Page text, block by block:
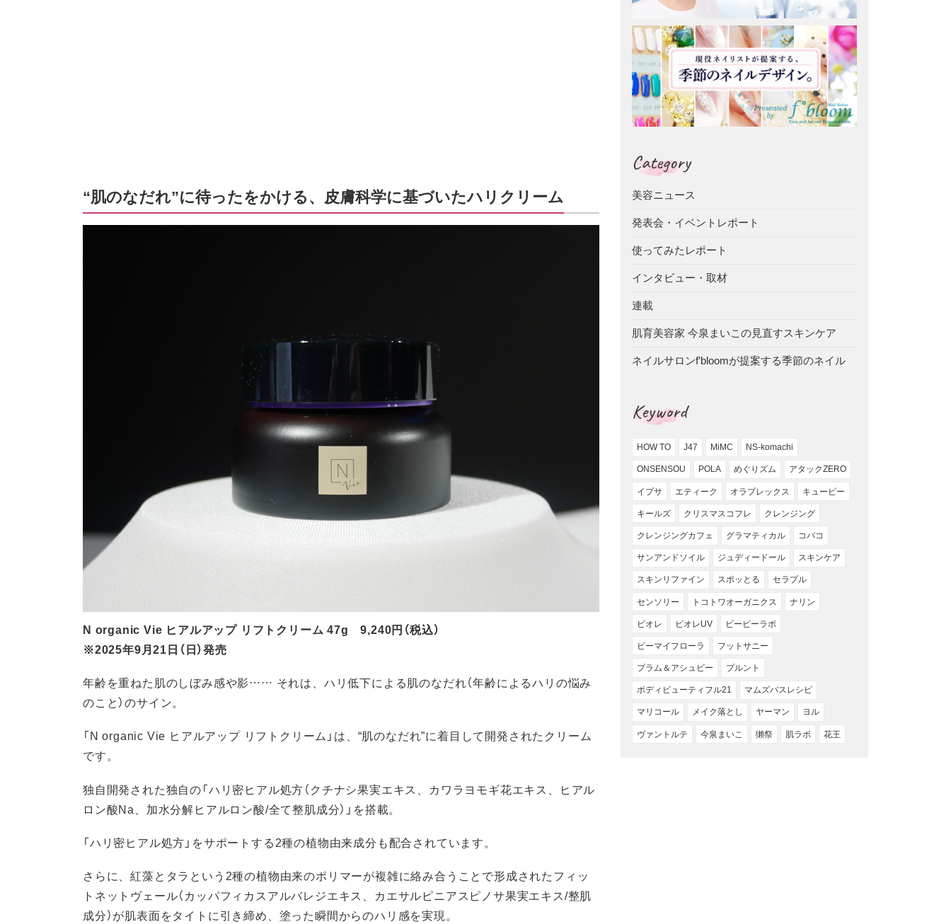
“肌のなだれ”に待ったをかける、皮膚科学に基づいたハリクリーム
N organic Vie ヒアルアップ リフトクリーム 47g 9,240円（税込）
※2025年9月21日（日）発売
年齢を重ねた肌のしぼみ感や影…… それは、ハリ低下による肌のなだれ（年齢によるハリの悩み
のこと）のサイン。
「N organic Vie ヒアルアップ リフトクリーム」は、“肌のなだれ”に着目して開発されたクリーム
です。
独自開発された独自の「ハリ密ヒアル処方（クチナシ果実エキス、カワラヨモギ花エキス、ヒアル
ロン酸Na、加水分解ヒアルロン酸/全て整肌成分）」を搭載。
「ハリ密ヒアル処方」をサポートする2種の植物由来成分も配合されています。
さらに、紅藻とタラという2種の植物由来のポリマーが複雑に絡み合うことで形成されたフィッ
トネットヴェール（カッパフィカスアルバレジエキス、カエサルピニアスピノサ果実エキス/整肌
成分）が肌表面をタイトに引き締め、塗った瞬間からのハリ感を実現。
Category
美容ニュース
発表会・イベントレポート
使ってみたレポート
インタビュー・取材
連載
肌育美容家 今泉まいこの見直すスキンケア
ネイルサロンf’bloomが提案する季節のネイル
Keyword
HOW TO J47 MiMC NS-komachi
ONSENSOU POLA めぐりズム アタックZERO
イプサ エティーク オラプレックス キューピー
キールズ クリスマスコフレ クレンジング
クレンジングカフェ グラマティカル コバコ
サンアンドソイル ジュディードール スキンケア
スキンリファイン スポッとる セラプル
センソリー トコトワオーガニクス ナリン
ビオレ ビオレUV ビービーラボ
ビーマイフローラ フットサニー
プラム＆アシュビー プルント
ボディビューティフル21 マムズバスレシピ
マリコール メイク落とし ヤーマン ヨル
ヴァントルテ 今泉まいこ 獺祭 肌ラボ 花王